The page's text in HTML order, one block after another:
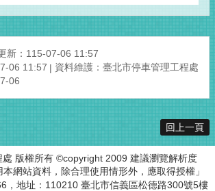
新：115-07-06 11:57
06 11:57
資料維護：臺北市停車管理工程處
06
回上一頁
處 版權所有 ©copyright 2009 建議瀏覽解析度
網站資料，除合理使用情形外，應取得授權」
，地址：110210 臺北市信義區松德路300號5樓